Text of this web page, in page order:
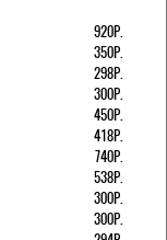
920Р.
350Р.
298Р.
300Р.
450Р.
418Р.
740Р.
538Р.
300Р.
300Р.